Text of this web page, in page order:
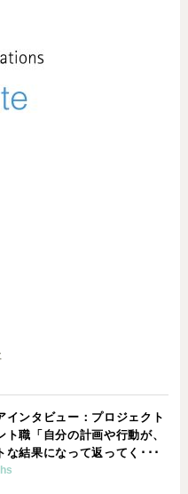
インタビュー：プロジェクト
ト職「自分の計画や行動が、
な結果になって返ってく･･･